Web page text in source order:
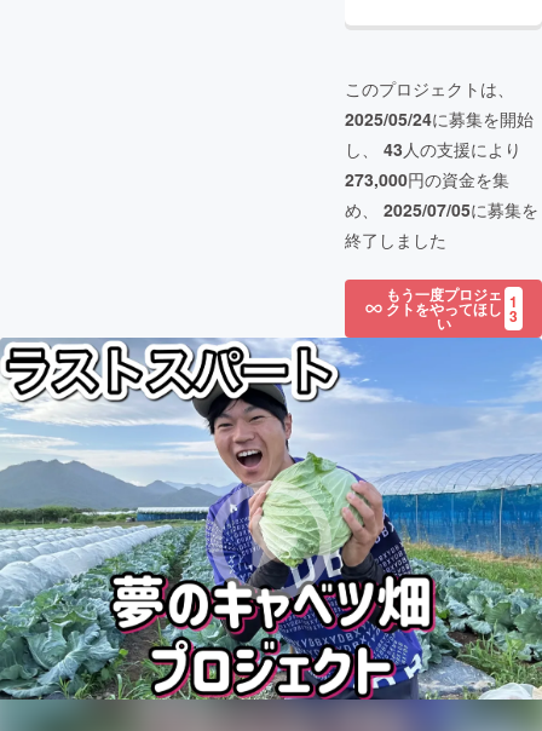
このプロジェクトは、
2025/05/24に募集を開始
し、 43人の支援により
273,000円の資金を集
め、 2025/07/05に募集を
終了しました
もう一度プロジェ
クトをやってほし
い
1
3